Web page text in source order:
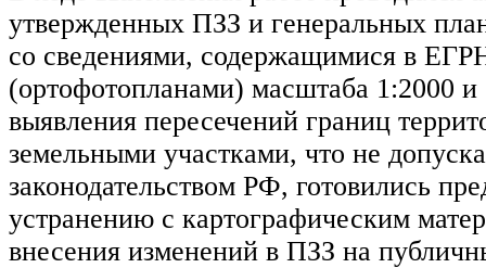
утвержденных ПЗЗ и генеральных
со сведениями, содержащимися в
(ортофотопланами) масштаба 1:2000
выявления пересечений границ
земельными участками, что не
законодательством РФ, готовились
устранению с картографическим
внесения изменений в ПЗЗ на